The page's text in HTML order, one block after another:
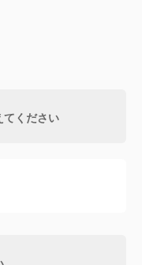
てください